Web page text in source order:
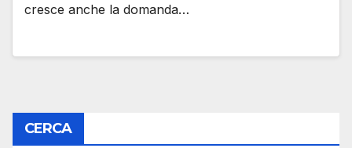
cresce anche la domanda…
CERCA